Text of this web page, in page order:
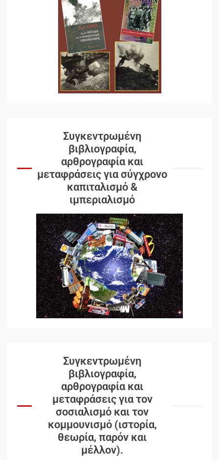
Συγκεντρωμένη
βιβλιογραφία,
αρθρογραφία και
μεταφράσεις για σύγχρονο
καπιταλισμό &
ιμπεριαλισμό
Συγκεντρωμένη
βιβλιογραφία,
αρθρογραφία και
μεταφράσεις για τον
σοσιαλισμό και τον
κομμουνισμό (ιστορία,
θεωρία, παρόν και
μέλλον).